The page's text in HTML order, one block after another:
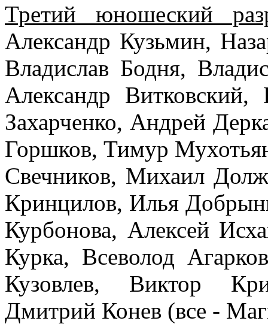
Третий юношеский
Александр Кузьмин,
Владислав Бодня,
Александр
Захарченко, Андрей
Горшков, Тимур
Свечников, Михаил
Кринцилов, Илья
Курбонова, Алексей
Курка, Всеволод
Кузовлев, Виктор
Дмитрий Конев (все -